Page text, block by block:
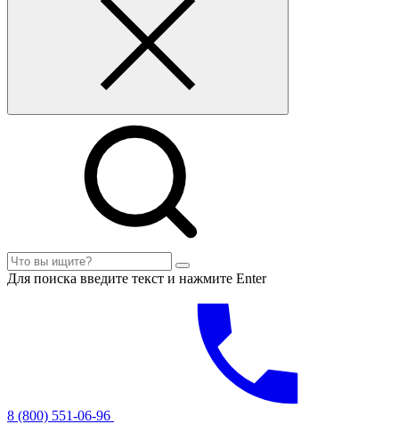
Для поиска введите текст и нажмите Enter
8 (800) 551-06-96